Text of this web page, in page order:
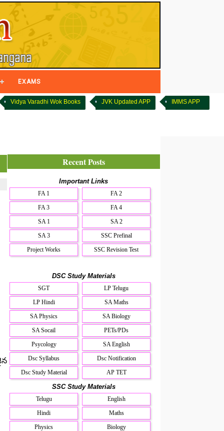
EXAMS
Vidya Varadhi Wok Books JVK Updated APP IMMS APP
Recent Posts
Important Links
FA 1
FA 2
FA 3
FA 4
SA 1
SA 2
SA 3
SSC Prefinal
Project Works
SSC Revision Test
DSC Study Materials
SGT
LP Telugu
LP Hindi
SA Maths
SA Physics
SA Biology
SA Socail
PETs/PDs
Psycology
SA English
Dsc Syllabus
Dsc Notification
Dsc Study Material
AP TET
SSC Study Materials
Telugu
English
Hindi
Maths
Physics
Biology